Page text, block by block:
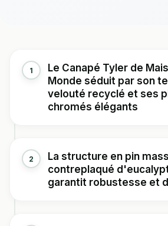
1
Le Canapé Tyler de
Monde séduit par son
velouté recyclé et ses
chromés élégants
Imaginez-vous installé(e) dans votre
assise aux dimensions généreuses
longueur. Le revêtement en
vous offre la douceur d'un textile
2
La structure en pin
contreplaqué
garantit robustesse et
Lorsque vous choisirez ce canapé,